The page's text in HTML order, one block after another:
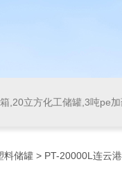
,20立方化工储罐,3吨pe
料储罐 > PT-20000L连云